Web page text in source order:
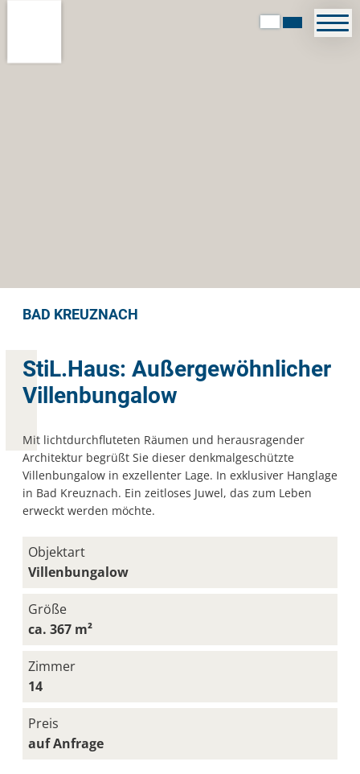
BAD KREUZNACH
StiL.Haus: Außergewöhnlicher
Villenbungalow
Mit lichtdurchfluteten Räumen und herausragender
Architektur begrüßt Sie dieser denkmalgeschützte
Villenbungalow in exzellenter Lage. In exklusiver Hanglage
in Bad Kreuznach. Ein zeitloses Juwel, das zum Leben
erweckt werden möchte.
Objektart
Villenbungalow
Größe
ca. 367 m²
Zimmer
14
Preis
auf Anfrage